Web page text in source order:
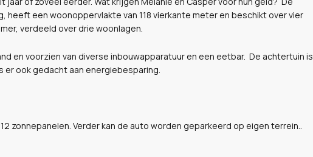
heeft een woonoppervlakte van 118 vierkante meter en beschikt over vier
verdeeld over drie woonlagen.
en voorzien van diverse inbouwapparatuur en een eetbar. De achtertuin is
ook gedacht aan energiebesparing.
zonnepanelen. Verder kan de auto worden geparkeerd op eigen terrein..